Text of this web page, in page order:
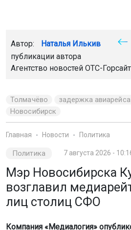
Автор: Наталья Илькив
публикации автора
Агентство новостей ОТС-Горсайт
Толмачёво
задержка
Новосибирск
Главная Новости Политика
Политика 7 августа 2026 -
Мэр Новосибирска
возглавил
лиц столиц СФО
Компания «Медиалогия»